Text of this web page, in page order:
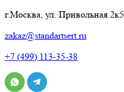
г.Москва, ул. Привольная 2к5
zakaz@standartsert.ru
+7 (499) 113-35-38